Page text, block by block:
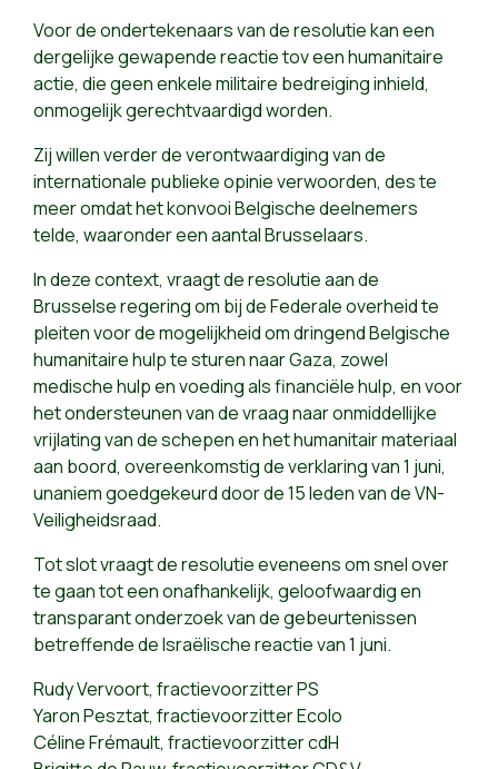
Voor de ondertekenaars van de resolutie kan een
dergelijke gewapende reactie tov een humanitaire
actie, die geen enkele militaire bedreiging inhield,
onmogelijk gerechtvaardigd worden.
Zij willen verder de verontwaardiging van de
internationale publieke opinie verwoorden, des te
meer omdat het konvooi Belgische deelnemers
telde, waaronder een aantal Brusselaars.
In deze context, vraagt de resolutie aan de
Brusselse regering om bij de Federale overheid te
pleiten voor de mogelijkheid om dringend Belgische
humanitaire hulp te sturen naar Gaza, zowel
medische hulp en voeding als financiële hulp, en voor
het ondersteunen van de vraag naar onmiddellijke
vrijlating van de schepen en het humanitair materiaal
aan boord, overeenkomstig de verklaring van 1 juni,
unaniem goedgekeurd door de 15 leden van de VN-
Veiligheidsraad.
Tot slot vraagt de resolutie eveneens om snel over
te gaan tot een onafhankelijk, geloofwaardig en
transparant onderzoek van de gebeurtenissen
betreffende de Israëlische reactie van 1 juni.
Rudy Vervoort, fractievoorzitter PS
Yaron Pesztat, fractievoorzitter Ecolo
Céline Frémault, fractievoorzitter cdH